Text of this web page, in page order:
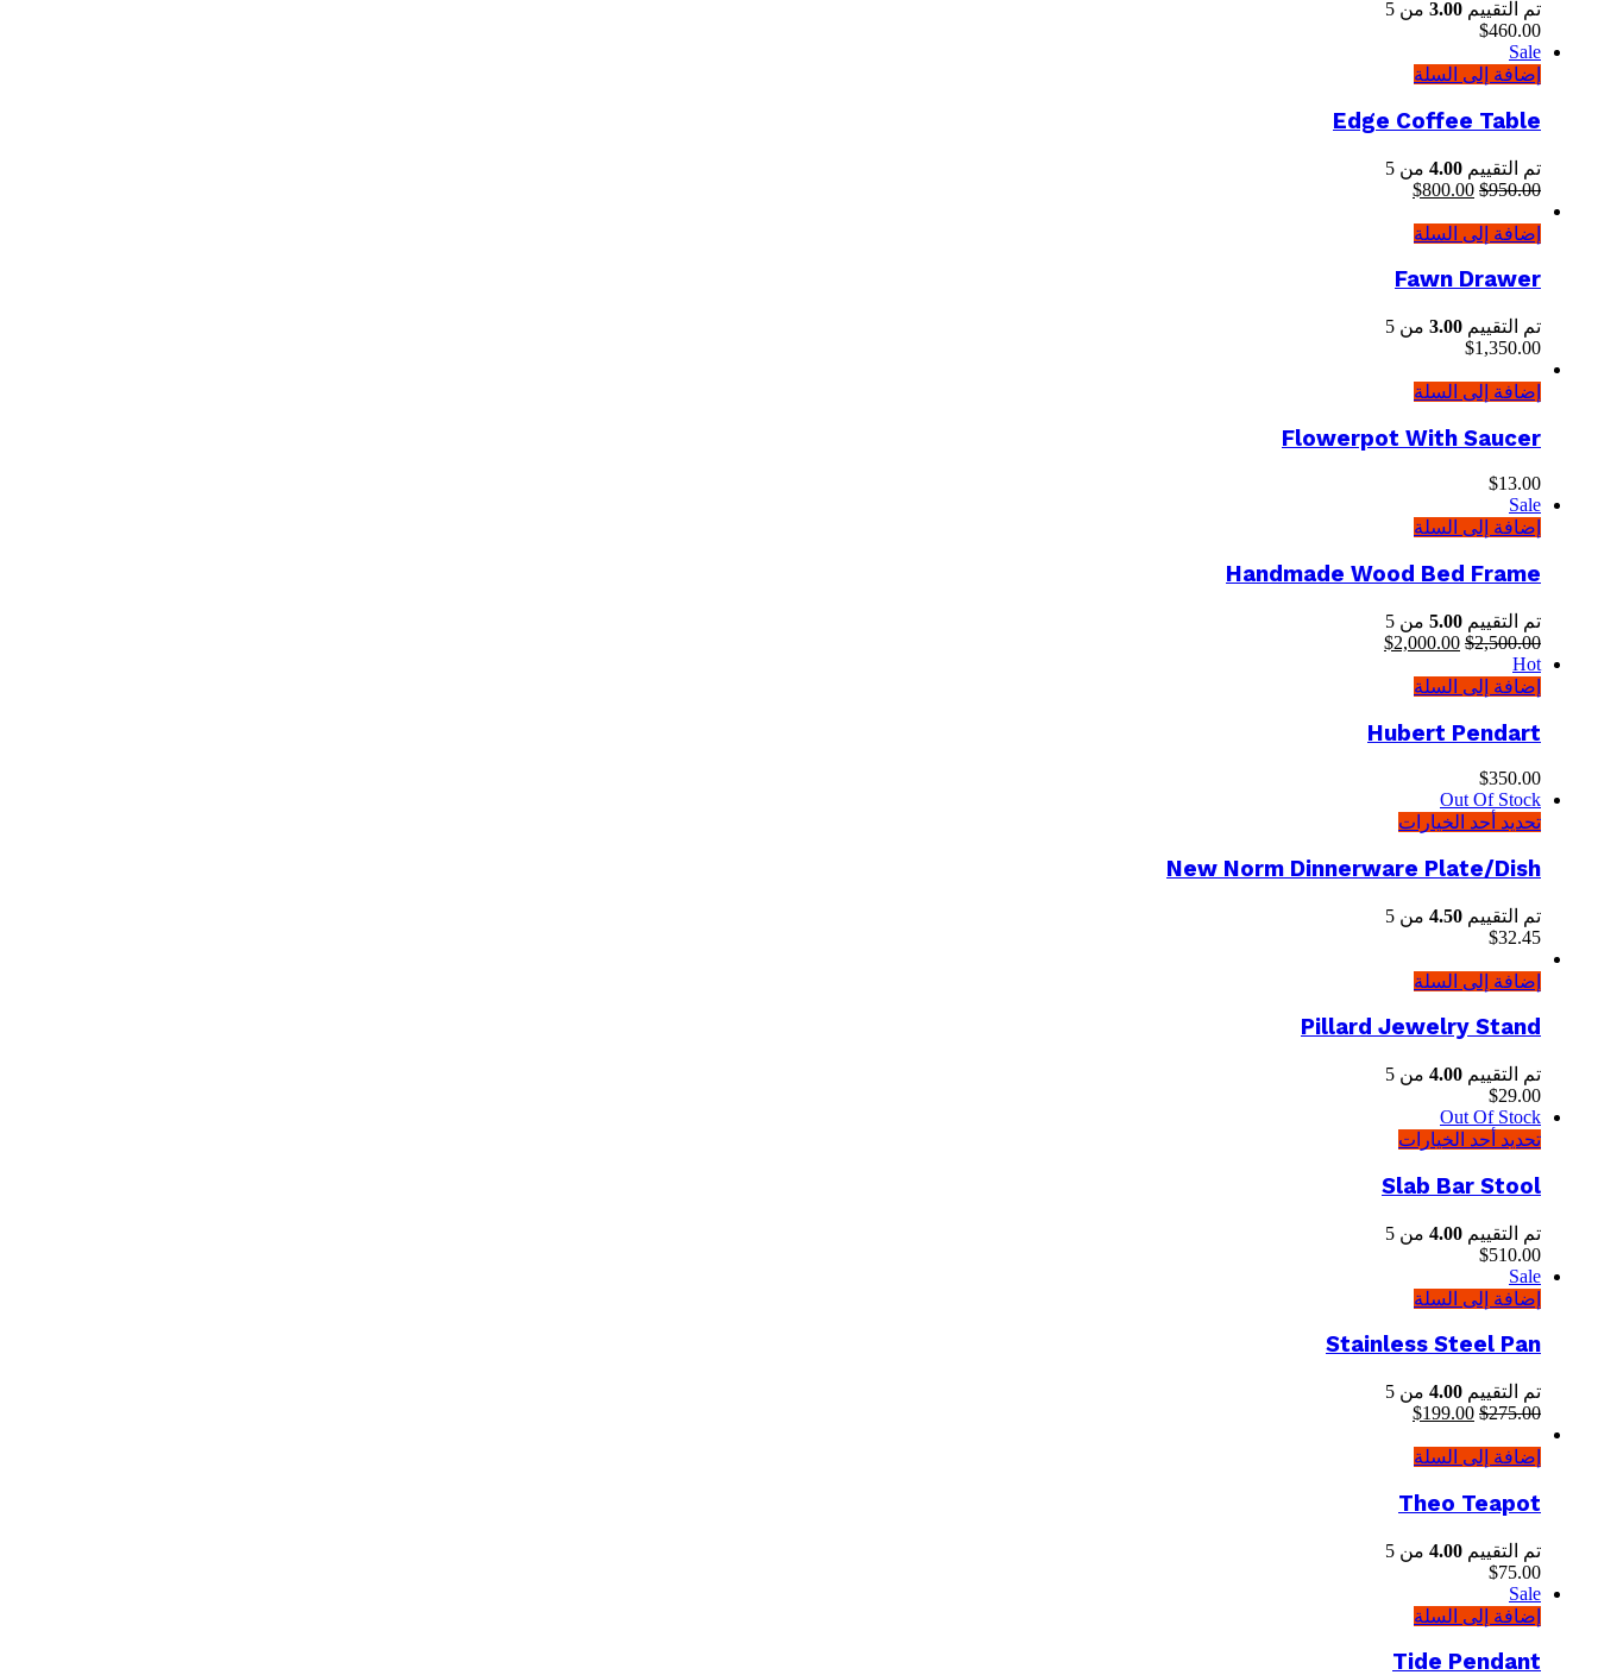
تم التقييم 3.00 من 5
$460.00
Sale
إضافة إلى السلة
Edge Coffee Table
تم التقييم 4.00 من 5
$950.00
السعر
هو:
$800.00 السعر
إضافة إلى السلة
Fawn Drawer
تم التقييم 3.00 من 5
$1,350.00
إضافة إلى السلة
Flowerpot With Saucer
$13.00
Sale
إضافة إلى السلة
Handmade Wood Bed Frame
تم التقييم 5.00 من 5
$2,500.00
السعر
هو:
$2,000.00 السعر
Hot
إضافة إلى السلة
Hubert Pendart
$350.00
Out Of Stock
تحديد أحد الخيارات
New Norm Dinnerware Plate/Dish
تم التقييم 4.50 من 5
$32.45
إضافة إلى السلة
Pillard Jewelry Stand
تم التقييم 4.00 من 5
$29.00
Out Of Stock
تحديد أحد الخيارات
Slab Bar Stool
تم التقييم 4.00 من 5
$510.00
Sale
إضافة إلى السلة
Stainless Steel Pan
تم التقييم 4.00 من 5
$275.00
السعر
هو:
$199.00 السعر
إضافة إلى السلة
Theo Teapot
تم التقييم 4.00 من 5
$75.00
Sale
إضافة إلى السلة
Tide Pendant